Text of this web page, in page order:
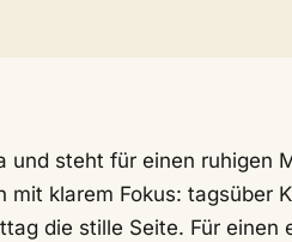
und steht für einen ruhigen
mit klarem Fokus: tagsüber
die stille Seite. Für einen